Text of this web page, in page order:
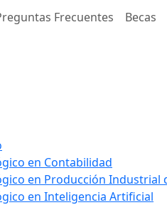
Frecuentes Becas
en Contabilidad
en Producción Industrial
en Inteligencia Artificial